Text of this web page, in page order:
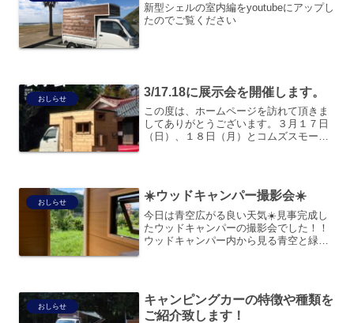
新型シェルの室内編をyoutubeにアップし
たのでご覧ください
おしらせ 3/17.18に展示会を開催します。
この度は、ホームページを訪れて頂きま
してありがとうございます。３月１７日
（日）、１８日（月）とコムズスモール
８日（月曜日） １０：０...
おしらせ ☀️ウッドキャンパー撮影会☀️
今日は青空広がる良い天気☀️見事完成し
たウッドキャンパーの撮影会でした！！
ウッドキャンパー内から見る青空と緑が
来店、なんで...
おしらせ
キャンピングカーの特徴や種類を
ご紹介致します！